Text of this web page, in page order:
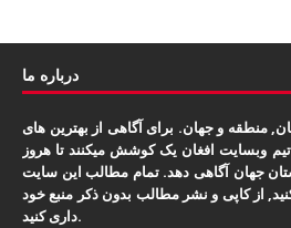
درباره ما
منطقه و جهان. برای آگاهی از بهترین های
تیم وبسایت افغان یک کوشش میکنند تا هروز
جهان آگاهی دهد. تمام مطالب این سایت
از کاپی و نشر مطالب بدون ذکر منبع خود
داری کنید.